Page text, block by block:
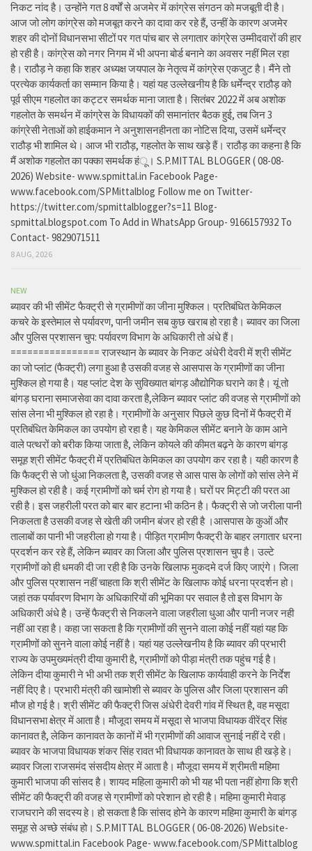
निकट नांद है। उन्होंने गत 8 वर्षों से अजमेर में कांग्रेस संगठन को मजबूती दी है।
आज जो लोग कांग्रेस को मजबूत करने का दावा कर रहे हैं, उन्हीं के कारण अजमेर
शहर की दोनों विधानसभा सीटों पर गत पांच बार से लगातार कांग्रेस उम्मीदवारों की हार
हो रही है। कांग्रेस को नगर निगम में भी अपना बोर्ड बनाने का अवसर नहीं मिल रहा
है। राठौड़ ने कहा कि शहर अध्यक्ष जयपाल के नेतृत्व में कांग्रेस एकजुट है। मैंने तो
प्रत्येक कार्यकर्ता का सम्मान किया है। यहां यह उल्लेखनीय है कि धर्मेन्द्र राठौड़ को
पूर्व सीएम गहलोत का कट्टर समर्थक माना जाता है। सितंबर 2022 में अब अशोक
गहलोत के समर्थन में कांग्रेस के विधायकों की समानांतर बैठक हुई, तब जिन 3
कांग्रेसी नेताओं को हाईकमान ने अनुशासनहीनता का नोटिस दिया, उसमें धर्मेन्द्र
राठौड़ भी शामिल थे। आज भी राठौड़, गहलोत के साथ खड़े हैं। राठौड़ का कहना है कि
मैं अशोक गहलोत का पक्का समर्थक हंू। S.P.MITTAL BLOGGER ( 08-08-
2026) Website- www.spmittal.in Facebook Page-
www.facebook.com/SPMittalblog Follow me on Twitter-
https://twitter.com/spmittalblogger?s=11 Blog-
spmittal.blogspot.com To Add in WhatsApp Group- 9166157932 To
Contact- 9829071511
8 AUG, 2026
NEW
ब्यावर की भी सीमेंट फैक्ट्री से ग्रामीणों का जीना मुश्किल। प्रतिबंधित केमिकल
कचरे के इस्तेमाल से पर्यावरण, पानी जमीन सब कुछ खराब हो रहा है। ब्यावर का जिला
और पुलिस प्रशासन चुप: पर्यावरण विभाग के अधिकारी तो अंधे हैं।
================ राजस्थान के ब्यावर के निकट अंधेरी देवरी में श्री सीमेंट
का जो प्लांट (फैक्ट्री) लगा हुआ है उसकी वजह से आसपास के ग्रामीणों का जीना
मुश्किल हो गया है। यह प्लांट देश के सुविख्यात बांगड़ औद्योगिक घराने का है। यूं तो
बांगड़ घराना समाजसेवा का दावा करता है,लेकिन ब्यावर प्लांट की वजह से ग्रामीणों को
सांस लेना भी मुश्किल हो रहा है। ग्रामीणों के अनुसार पिछले कुछ दिनों में फैक्ट्री में
प्रतिबंधित केमिकल का उपयोग हो रहा है। यह केमिकल सीमेंट बनाने के काम आने
वाले पत्थरों को बरीक किया जाता है, लेकिन कोयले की कीमत बढ़ने के कारण बांगड़
समूह श्री सीमेंट फैक्ट्री में प्रतिबंधित केमिकल का उपयोग कर रहा है। यही कारण है
कि फैक्ट्री से जो धुंआ निकलता है, उसकी वजह से आस पास के लोगों को सांस लेने में
मुश्किल हो रही है। कई ग्रामीणों को चर्म रोग हो गया है। घरों पर मिट्टी की परत आ
रही है। इस जहरीली परत को बार बार हटाना भी कठिन है। फैक्ट्री से जो जरीला पानी
निकलता है उसकी वजह से खेती की जमीन बंजर हो रही है ।आसपास के कुओं और
तालाबों का पानी भी जहरीला हो गया है। पीड़ित ग्रामीण फैक्ट्री के बाहर लगातार धरना
प्रदर्शन कर रहे हैं, लेकिन ब्यावर का जिला और पुलिस प्रशासन चुप है। उल्टे
ग्रामीणों को ही धमकी दी जा रही है कि उनके खिलाफ मुकदमे दर्ज किए जाएंगे। जिला
और पुलिस प्रशासन नहीं चाहता कि श्री सीमेंट के खिलाफ कोई धरना प्रदर्शन हो।
जहां तक पर्यावरण विभाग के अधिकारियों की भूमिका पर सवाल है तो इस विभाग के
अधिकारी अंधे है। उन्हें फैक्ट्री से निकलने वाला जहरीला धुआ और पानी नजर नही
नहीं आ रहा है। कहा जा सकता है कि ग्रामीणों की सुनने वाला कोई नहीं यहां यह कि
ग्रामीणों को सुनने वाला कोई नहीं है। यहां यह उल्लेखनीय है कि ब्यावर की प्रभारी
राज्य के उपमुख्यमंत्री दीया कुमारी है, ग्रामीणों को पीड़ा मंत्री तक पहुंच गई है।
लेकिन दीया कुमारी ने भी अभी तक श्री सीमेंट के खिलाफ कार्यवाही करने के निर्देश
नहीं दिए है। प्रभारी मंत्री की खामोशी से ब्यावर के पुलिस और जिला प्रशासन की
मौज हो गई है। श्री सीमेंट की फैक्ट्री जिस अंधेरी देवरी गांव में स्थित है, वह मसूदा
विधानसभा क्षेत्र में आता है। मौजूदा समय में मसूदा से भाजपा विधायक वीरेंद्र सिंह
कानावत है, लेकिन कानावत के कानों में भी ग्रामीणों की आवाज सुनाई नहीं दे रही।
ब्यावर के भाजपा विधायक शंकर सिंह रावत भी विधायक कानावत के साथ ही खड़े हे।
ब्यावर जिला राजसमंद संसदीय क्षेत्र में आता है। मौजूदा समय में श्रीमती महिमा
कुमारी भाजपा की सांसद है। शायद महिला कुमारी को भी यह भी पता नहीं होगा कि श्री
सीमेंट की फैक्ट्री की वजह से ग्रामीणों को परेशान हो रही है। महिमा कुमारी मेवाड़
राजघराने की सदस्य हे। हो सकता है कि सांसद होने के कारण महिमा कुमारी के बांगड़
समूह से अच्छे संबंध हो। S.P.MITTAL BLOGGER ( 06-08-2026) Website-
www.spmittal.in Facebook Page- www.facebook.com/SPMittalblog